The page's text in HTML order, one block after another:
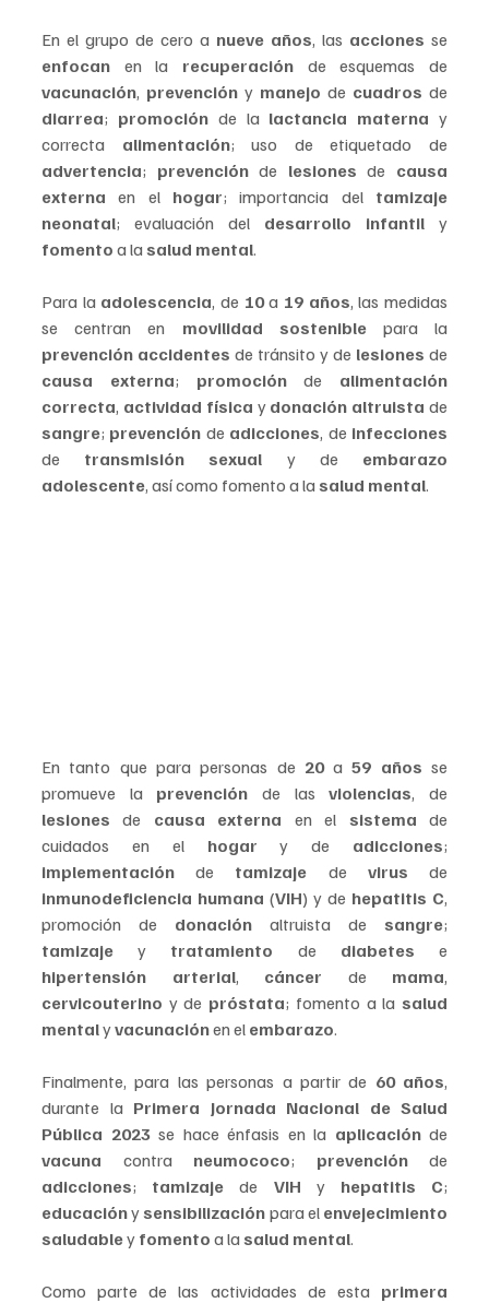
En el grupo de cero a nueve años, las acciones
enfocan en la recuperación
vacunación, prevención y manejo de cuadros
diarrea; promoción de la lactancia materna y
correcta alimentación
advertencia; prevención de lesiones de causa
externa en el hogar; importancia del tamizaje
neonatal; evaluación del desarrollo infantil
fomento a la salud mental.
Para la adolescencia, de 10 a 19 años, las medidas
se centran en movilidad sostenible
prevención accidentes de tránsito y de lesiones
causa externa; promoción de alimentación
correcta, actividad física y donación altruista
sangre; prevención de adicciones, de
de transmisión sexual y de embarazo
adolescente, así como fomento a la salud mental.
En tanto que para personas de 20 a 59 años se
promueve la prevención de las violencias
lesiones de causa externa en el sistema de
cuidados en el hogar y de adicciones
implementación de tamizaje de virus
inmunodeficiencia humana (VIH) y de hepatitis C,
promoción de donación altruista de sangre
tamizaje y tratamiento de diabetes
hipertensión arterial, cáncer de mama
cervicouterino y de próstata; fomento a la salud
mental y vacunación en el embarazo.
Finalmente, para las personas a partir de 60 años,
durante la Primera Jornada Nacional de Salud
Pública 2023 se hace énfasis en la aplicación
vacuna contra neumococo; prevención
adicciones; tamizaje de VIH y hepatitis C
educación y sensibilización para el envejecimiento
saludable y fomento a la salud mental.
Como parte de las actividades de esta primera